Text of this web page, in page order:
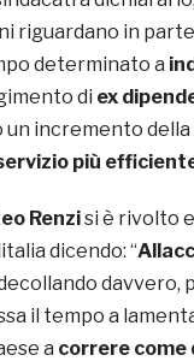
riguardano in
determinato a
di ex
incremento
più
Renzisi è rivolto
dicendo: “
davvero,
il tempo a
a correre come